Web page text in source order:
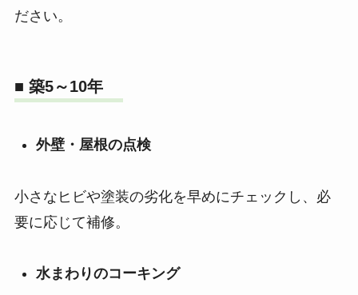
ださい。
■ 築5～10年
外壁・屋根の点検
小さなヒビや塗装の劣化を早めにチェックし、必
要に応じて補修。
水まわりのコーキング